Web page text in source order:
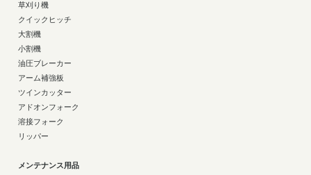
草刈り機
クイックヒッチ
大割機
小割機
油圧ブレーカー
アーム補強板
ツインカッター
アドオンフォーク
溶接フォーク
リッパー
メンテナンス用品